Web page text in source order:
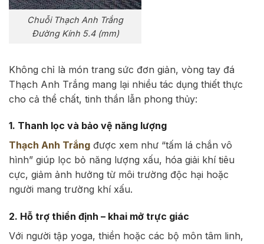
Chuỗi Thạch Anh Trắng
Đường Kính 5.4 (mm)
Không chỉ là món trang sức đơn giản, vòng tay đá
Thạch Anh Trắng mang lại nhiều tác dụng thiết thực
cho cả thể chất, tinh thần lẫn phong thủy:
1. Thanh lọc và bảo vệ năng lượng
Thạch Anh Trắng được xem như “tấm lá chắn vô
hình” giúp lọc bỏ năng lượng xấu, hóa giải khí tiêu
cực, giảm ảnh hưởng từ môi trường độc hại hoặc
người mang trường khí xấu.
2. Hỗ trợ thiền định – khai mở trực giác
Với người tập yoga, thiền hoặc các bộ môn tâm linh,